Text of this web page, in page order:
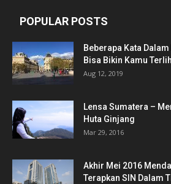
POPULAR POSTS
Beberapa Kata
Bisa Bikin Kamu
Aug 12, 2019
Lensa Sumatera –
Huta Ginjang
Mar 29, 2016
Akhir Mei 2016
Terapkan SIN Dalam